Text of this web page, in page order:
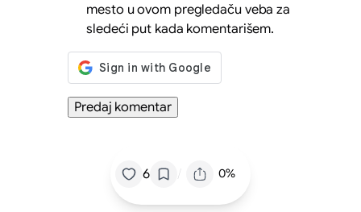
mesto u ovom pregledaču veba za
sledeći put kada komentarišem.
6 / 0%